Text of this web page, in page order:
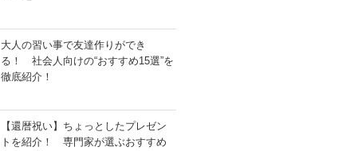
大人の習い事で友達作りができ
る！ 社会人向けの“おすすめ15選”を
徹底紹介！
【還暦祝い】ちょっとしたプレゼン
トを紹介！ 専門家が選ぶおすすめ